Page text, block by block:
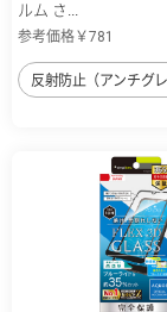
ルム さ...
参考価格￥781
反射防止（アンチグレ